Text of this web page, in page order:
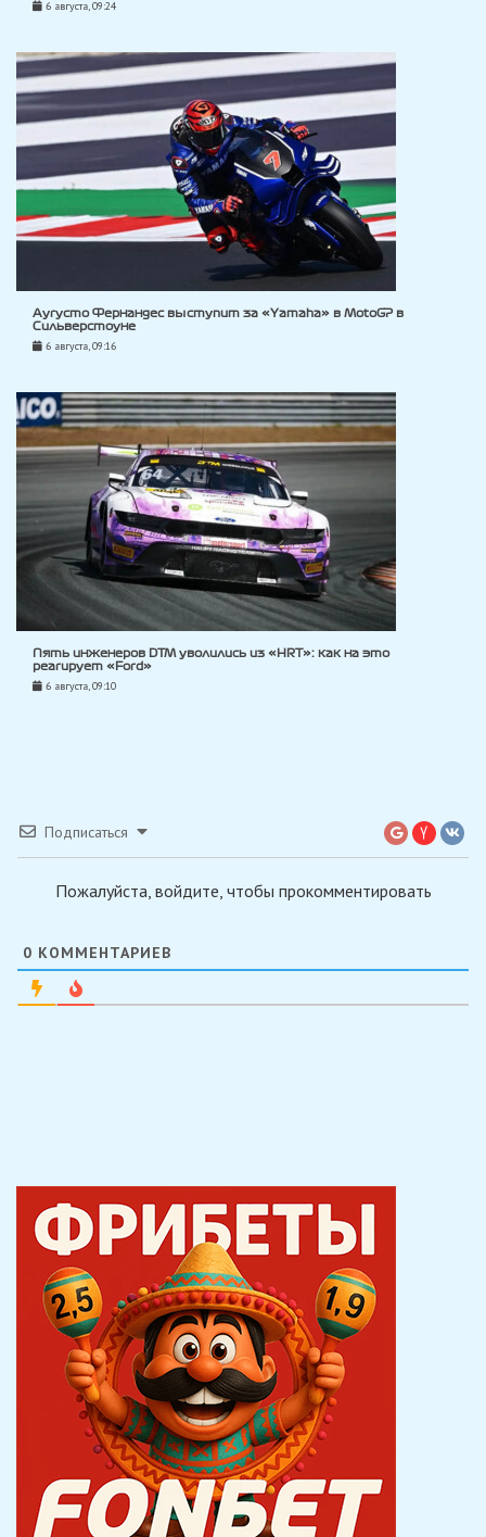
6 августа, 09:24
Аугусто Фернандес выступит за «Yamaha» в MotoGP в
Сильверстоуне
6 августа, 09:16
Пять инженеров DTM уволились из «HRT»: как на это
реагирует «Ford»
6 августа, 09:10
Подписаться
Пожалуйста, войдите, чтобы прокомментировать
0 КОММЕНТАРИЕВ